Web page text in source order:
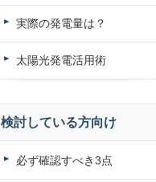
実際の発電量は？
太陽光発電活用術
検討している方向け
必ず確認すべき3点